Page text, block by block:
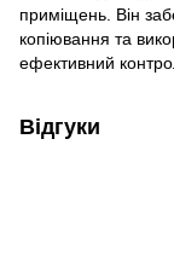
приміщень. Він
копіювання та
ефективний
Відгуки